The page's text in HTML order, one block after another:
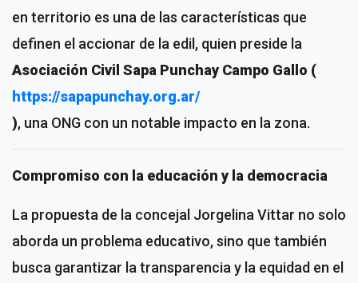
en territorio es una de las características que
definen el accionar de la edil, quien preside la
Asociación Civil Sapa Punchay Campo Gallo (
https://sapapunchay.org.ar/
), una ONG con un notable impacto en la zona.
Compromiso con la educación y la democracia
La propuesta de la concejal Jorgelina Vittar no solo
aborda un problema educativo, sino que también
busca garantizar la transparencia y la equidad en el